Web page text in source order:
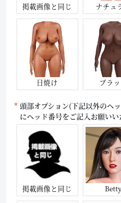
掲載画像と同じ ナチュ
日焼け ブラ
頭部オプション(下記以外のヘ
にヘッド番号をご記入お願いい
掲載画像と同じ